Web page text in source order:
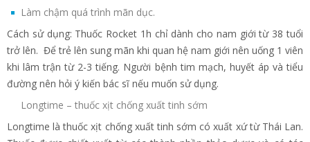
Làm chậm quá trình mãn dục.
Cách sử dụng: Thuốc Rocket 1h chỉ dành cho nam giới từ 38 tuổi
trở lên. Để trẻ lên sung mãn khi quan hệ nam giới nên uống 1 viên
khi lâm trận từ 2-3 tiếng. Người bệnh tim mạch, huyết áp và tiểu
đường nên hỏi ý kiến bác sĩ nếu muốn sử dụng.
Longtime – thuốc xịt chống xuất tinh sớm
Longtime là thuốc xịt chống xuất tinh sớm có xuất xứ từ Thái Lan.